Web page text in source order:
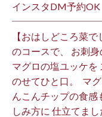
インスタDM予約OK ⁡
【おはしどころ菜
のコースで、 お刺身
マグロの塩ユッケを
のせてひと口。 ⁡ マ
んこんチップの食感
しみ方に 仕立てま